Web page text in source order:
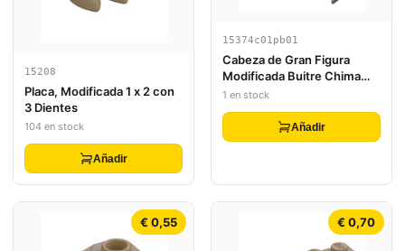
15208
Placa, Modificada 1 x 2 con
3 Dientes
104 en stock
Añadir
15374c01pb01
Cabeza de Gran Figura
Modificada Buitre Chima
con Patrón de Ojos Rojos
1 en stock
Añadir
€ 0,55 € 0,70